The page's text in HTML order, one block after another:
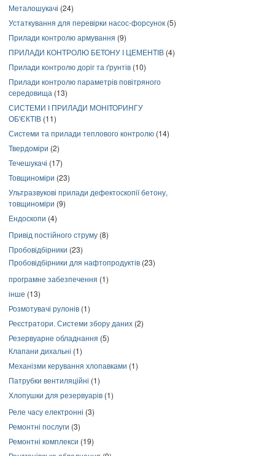
Металошукачі (24)
Устаткування для перевірки насос-форсунок (5)
Прилади контролю армування (9)
ПРИЛАДИ КОНТРОЛЮ БЕТОНУ І ЦЕМЕНТІВ (4)
Прилади контролю доріг та ґрунтів (10)
Прилади контролю параметрів повітряного
середовища (13)
СИСТЕМИ І ПРИЛАДИ МОНІТОРИНГУ
ОБ'ЄКТІВ (11)
Системи та прилади теплового контролю (14)
Твердоміри (2)
Течешукачі (17)
Товщиноміри (23)
Ультразвукові прилади дефектоскопії бетону,
товщиноміри (9)
Ендоскопи (4)
Привід постійного струму (8)
Пробовідбірники (23)
Пробовідбірники для нафтопродуктів (23)
програмне забезпечення (1)
інше (13)
Розмотувачі рулонів (1)
Реєстратори. Системи збору даних (2)
Резервуарне обладнання (5)
Клапани дихальні (1)
Механізми керування хлопавками (1)
Патрубки вентиляційні (1)
Хлопушки для резервуарів (1)
Реле часу електронні (3)
Ремонтні послуги (3)
Ремонтні комплекси (19)